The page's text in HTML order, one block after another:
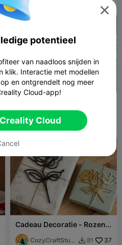
Valentijnsdag -
meerkleurig geen CFS
drakeforge3d 94
Cadeau Decoratie - Rozen
Lijnkunst
CozyCraftStudi  81 37

potentieel
van naadloos snijden in
klik. Interactie met modellen
en ontgrendelt nog meer
Cloud-app!
Cloud